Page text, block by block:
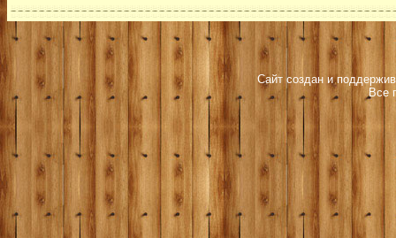
Сайт создан и
Все